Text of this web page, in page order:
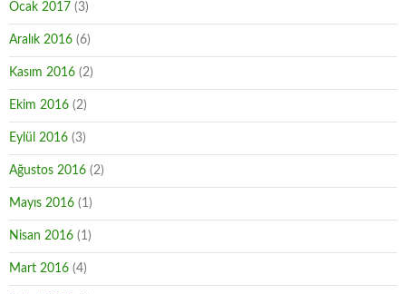
Ocak 2017 (3)
Aralık 2016 (6)
Kasım 2016 (2)
Ekim 2016 (2)
Eylül 2016 (3)
Ağustos 2016 (2)
Mayıs 2016 (1)
Nisan 2016 (1)
Mart 2016 (4)